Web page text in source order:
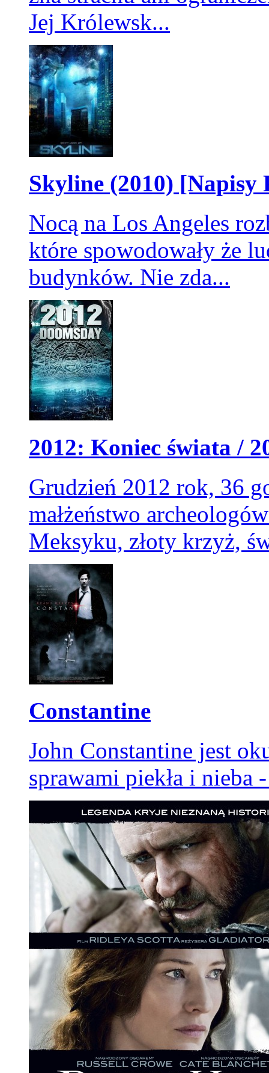
Jej Królewsk...
Skyline (2010) [Napisy
Nocą na Los Angeles
które spowodowały że
budynków. Nie zda...
2012: Koniec świata /
Grudzień 2012 rok, 36
małżeństwo
Meksyku, złoty krzyż,
Constantine
John Constantine jest
sprawami piekła i